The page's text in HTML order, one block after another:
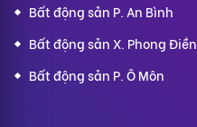
Bất động sản P. An Bình
Bất động sản X. Phong Điền
Bất động sản P. Ô Môn